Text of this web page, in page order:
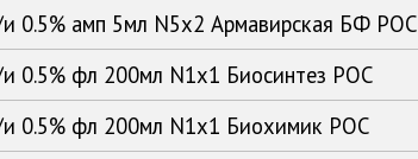
0.5% амп 5мл N5x2 Армавирская БФ РОС
0.5% фл 200мл N1x1 Биосинтез РОС
0.5% фл 200мл N1x1 Биохимик РОС